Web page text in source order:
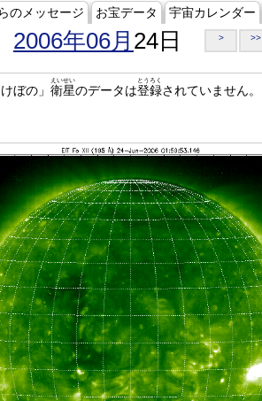
のメッセージ お宝データ 宇宙カレンダー
2006年06月 24日 > >>
ぼの」 衛星
えいせい
のデータは登録
とうろく
されていません。